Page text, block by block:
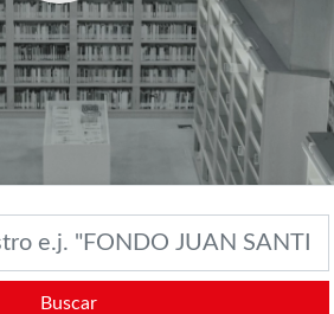
Buscar